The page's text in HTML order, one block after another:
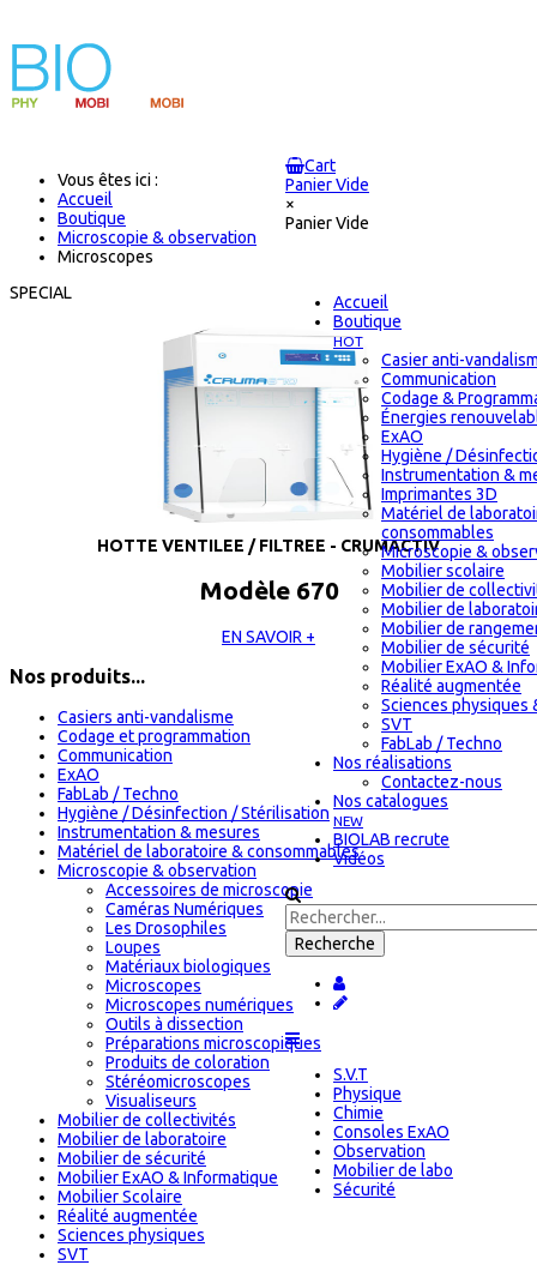
Cart
Panier Vide
×
Panier Vide
Accueil
Boutique
HOT
Casier anti-
Communication
Codage &
Énergies
ExAO
Hygiène /
Instrumentation &
Imprimantes 3D
Matériel de
consommables
Microscopie &
Mobilier scolaire
Mobilier de
Mobilier de
Mobilier de
Mobilier de sécurité
Mobilier ExAO &
Réalité augmentée
Sciences physiques
SVT
FabLab / Techno
Nos réalisations
Contactez-nous
Nos catalogues
NEW
BIOLAB recrute
Vidéos
S.V.T
Physique
Chimie
Consoles ExAO
Observation
Mobilier de labo
Sécurité
Vous êtes ici :
Accueil
Boutique
Microscopie & observation
Microscopes
SPECIAL
HOTTE VENTILEE / FILTREE - CRUMACTIV
Modèle 670
EN SAVOIR +
Nos produits...
Casiers anti-vandalisme
Codage et programmation
Communication
ExAO
FabLab / Techno
Hygiène / Désinfection / Stérilisation
Instrumentation & mesures
Matériel de laboratoire & consommables
Microscopie & observation
Accessoires de microscopie
Caméras Numériques
Les Drosophiles
Loupes
Matériaux biologiques
Microscopes
Microscopes numériques
Outils à dissection
Préparations microscopiques
Produits de coloration
Stéréomicroscopes
Visualiseurs
Mobilier de collectivités
Mobilier de laboratoire
Mobilier de sécurité
Mobilier ExAO & Informatique
Mobilier Scolaire
Réalité augmentée
Sciences physiques
SVT